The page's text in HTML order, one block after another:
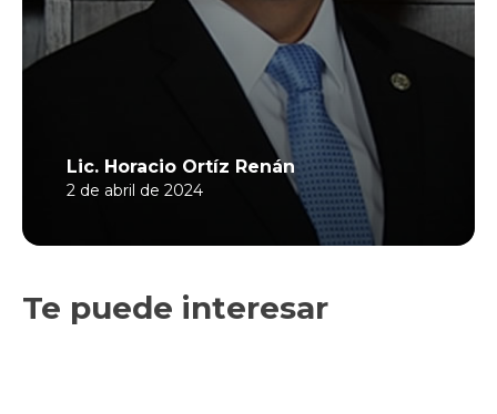
Lic. Horacio Ortíz Renán
2 de abril de 2024
Te puede interesar